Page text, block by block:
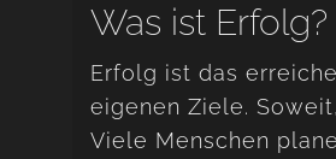
Was ist Erfolg?
Erfolg ist das
eigenen Ziele.
Viele Menschen